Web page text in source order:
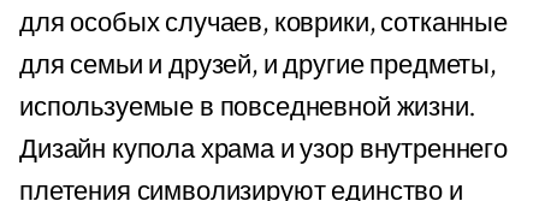
для особых случаев, коврики, сотканные
для семьи и друзей, и другие предметы,
используемые в повседневной жизни.
Дизайн купола храма и узор внутреннего
плетения символизируют единство и